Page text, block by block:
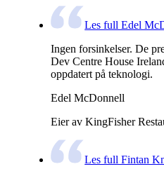
Les full Edel
Ingen forsinkelser. De
Dev Centre House
oppdatert på teknologi.
Edel McDonnell
Eier av KingFisher
Les full Fintan